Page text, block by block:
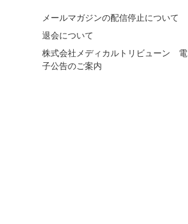
メールマガジンの配信停止について
退会について
株式会社メディカルトリビューン 電
子公告のご案内